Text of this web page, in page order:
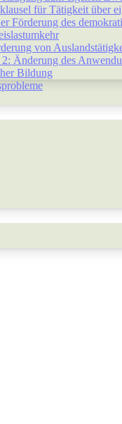
für Tätigkeit über
Förderung des
von
Änderung des
Bildung